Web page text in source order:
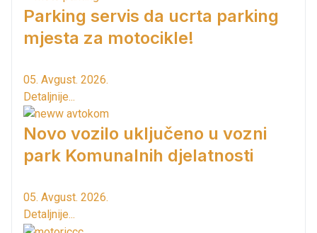
Parking servis da ucrta parking
mjesta za motocikle!
05. Avgust. 2026.
Detaljnije...
Novo vozilo uključeno u vozni
park Komunalnih djelatnosti
05. Avgust. 2026.
Detaljnije...